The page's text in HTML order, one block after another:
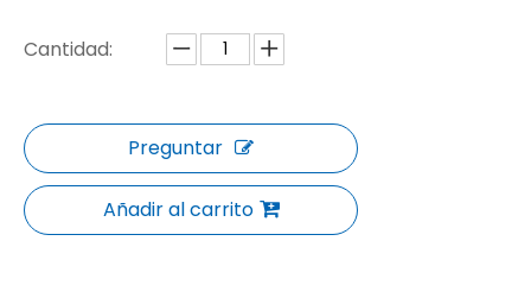
Cantidad:
Preguntar
Añadir al carrito